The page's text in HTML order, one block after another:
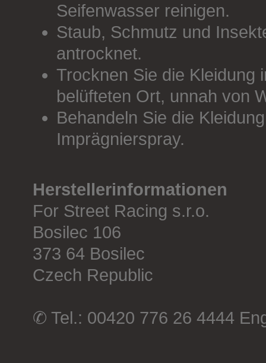
Seifenwasser reinigen.
Staub, Schmutz und
antrocknet.
Trocknen Sie die Kleidung
belüfteten Ort, unnah von
Behandeln Sie die
Imprägnierspray.
Herstellerinformationen
For Street Racing s.r.o.
Bosilec 106
373 64 Bosilec
Czech Republic
✆ Tel.: 00420 776 26 4444